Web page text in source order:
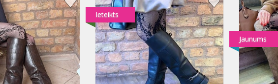
Ieteikts
Jaunums